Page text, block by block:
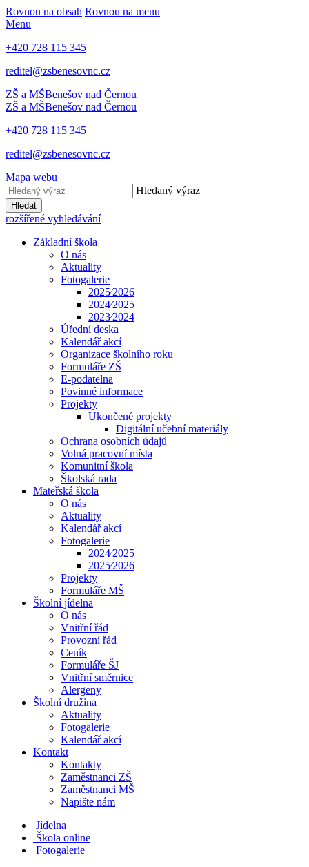
Rovnou na obsah Rovnou na menu
Menu
+420 728 115 345
reditel@zsbenesovnc.cz
ZŠ a MŠBenešov nad Černou
ZŠ a MŠBenešov nad Černou
+420 728 115 345
reditel@zsbenesovnc.cz
Mapa webu
Hledaný výraz
Hledat
rozšířené vyhledávání
Základní škola
O nás
Aktuality
Fotogalerie
2025⁄2026
2024⁄2025
2023⁄2024
Úřední deska
Kalendář akcí
Organizace školního roku
Formuláře ZŠ
E-podatelna
Povinné informace
Projekty
Ukončené projekty
Digitální učební materiály
Ochrana osobních údajů
Volná pracovní místa
Komunitní škola
Školská rada
Mateřská škola
O nás
Aktuality
Kalendář akcí
Fotogalerie
2024⁄2025
2025⁄2026
Projekty
Formuláře MŠ
Školní jídelna
O nás
Vnitřní řád
Provozní řád
Ceník
Formuláře ŠJ
Vnitřní směrnice
Alergeny
Školní družina
Aktuality
Fotogalerie
Kalendář akcí
Kontakt
Kontakty
Zaměstnanci ZŠ
Zaměstnanci MŠ
Napište nám
Jídelna
Škola online
Fotogalerie